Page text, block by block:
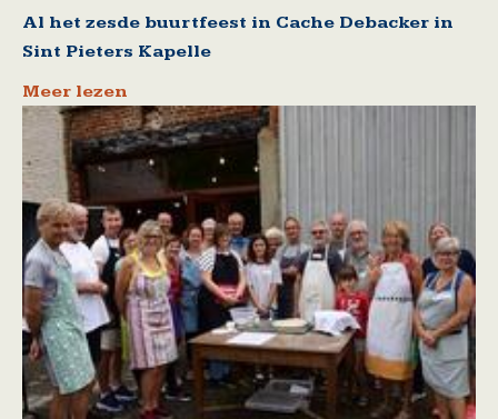
Al het zesde buurtfeest in Cache Debacker in
Sint Pieters Kapelle
Meer lezen